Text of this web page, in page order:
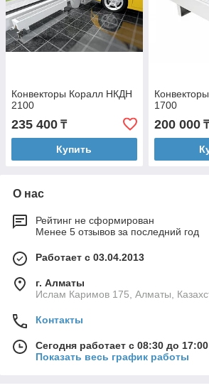
Конвекторы Коралл НКДН
2100
235 400 ₸
Купить
1700
200 000₸
О нас
Рейтинг не сформирован
Менее 5 отзывов за последний год
Работает с 03.04.2013
г. Алматы
Ислам Каримов 175, Алматы,
Контакты
Сегодня работает с 08:30 до 17:00
Показать весь график работы